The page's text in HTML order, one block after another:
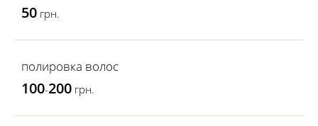
50 грн.
полировка волос
100-200 грн.